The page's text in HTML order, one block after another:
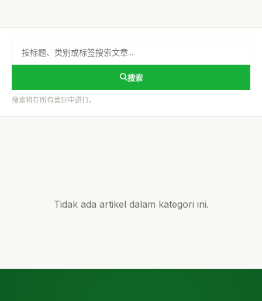
搜索
搜索将在所有类别中进行。
Tidak ada artikel dalam kategori ini.